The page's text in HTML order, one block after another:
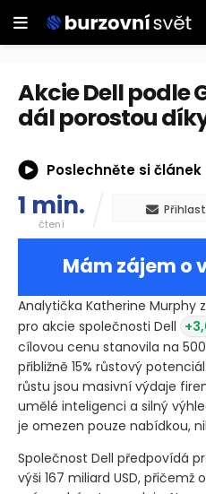
Akcie Dell podle
dál porostou
Poslechněte si článek
1 min.
čtení
Mám zájem o
Analytička Katherine Murphy
pro akcie společnosti Dell
cílovou cenu stanovila na
přibližně 15% růstový
růstu jsou masivní výdaje
umělé inteligenci a silný
je omezen pouze nabídkou,
Společnost Dell předpovídá
výši 167 miliard USD, přičemž